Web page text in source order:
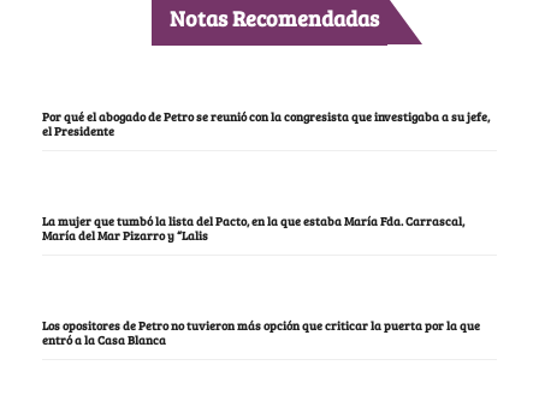
Notas Recomendadas
Por qué el abogado de Petro se reunió con la congresista que investigaba a su jefe,
el Presidente
La mujer que tumbó la lista del Pacto, en la que estaba María Fda. Carrascal,
María del Mar Pizarro y “Lalis
Los opositores de Petro no tuvieron más opción que criticar la puerta por la que
entró a la Casa Blanca